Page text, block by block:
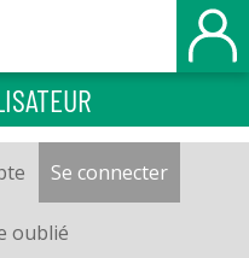
Se connecter(onglet
oublié